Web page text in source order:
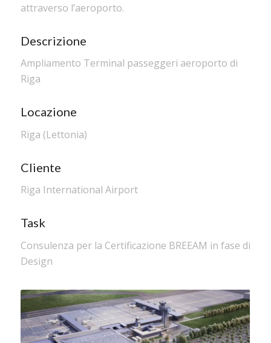
attraverso l’aeroporto.
Descrizione
Ampliamento Terminal passeggeri aeroporto di
Riga
Locazione
Riga (Lettonia)
Cliente
Riga International Airport
Task
Consulenza per la Certificazione BREEAM in fase di
Design